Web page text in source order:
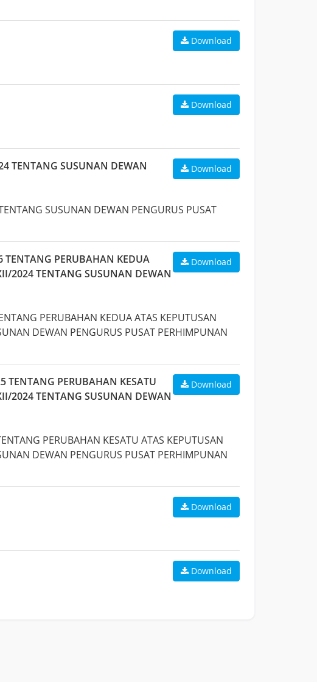
Download
Download
TENTANG SUSUNAN DEWAN
Download
SUSUNAN DEWAN PENGURUS PUSAT
PERUBAHAN KEDUA
2024 TENTANG SUSUNAN DEWAN
Download
PERUBAHAN KEDUA ATAS KEPUTUSAN
DEWAN PENGURUS PUSAT PERHIMPUNAN
TENTANG PERUBAHAN KESATU
2024 TENTANG SUSUNAN DEWAN
Download
PERUBAHAN KESATU ATAS KEPUTUSAN
DEWAN PENGURUS PUSAT PERHIMPUNAN
Download
Download